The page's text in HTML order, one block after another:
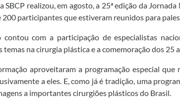
SBCP realizou, em agosto, a 25ª edição da
200 participantes que estiveram reunidos para
com a participação de especialistas
na cirurgia plástica e a comemoração dos 25
aproveitaram a programação especial
a eles. E, como já é tradição, uma
a importantes cirurgiões plásticos do Brasil.